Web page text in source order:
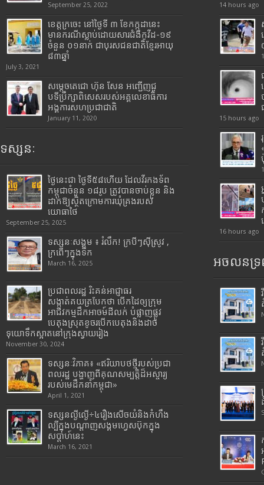
September 25, 2022
ខេត្តក្រចេះ នៅថ្ងៃទី ៣ ខែកក្កដានេះ
មានករណីស្លាប់ដោយសារជំងឺកូវីដ-១៩
ចំនួន ០១នាក់ ជាបុរសជនជាតិខ្មែរអាយុ
៨៣ឆ្នាំ
July 3, 2021
សម្តេចតេជោ ហ៊ុន សែន អញ្ជើញជួ
បទីប្រឹក្សាពិសេសរបស់អគ្គលេខាធិការ
អង្គការសហប្រជាជាតិ
January 11, 2020
ទស្សនៈ
ថ្ងៃនេះជា ថ្ងៃទី៥៨ហើយ ដែលវីរកងទ័ព
កម្ពុជាចំនួន ១៨រូប ត្រូវបានចាប់ខ្លួន និង
ដាក់ឱ្យស្ថិតក្រោមការឃុំគ្រងរបស់
យោធាថៃ
September 25, 2025
ទស្សនៈសង្គម ៖ រំលឹក! ក្របីៗស៊ីស្រូវ ,
ក្រពើៗក្នុងទឹក
March 16, 2025
ប្រជាពលរដ្ឋ រិះគន់អាជ្ញាធរ
សង្កាត់គយត្របែកថា បើកដៃឲ្យក្រុម
អាជីវកម្មដឹកអាចម៍ដីលក់ បំផ្លាញផ្លូវ
បេតុងស្រុតខូចរបើកបេតុងនិងដាច់
ទុយោទឹកស្អាតនៅក្រុងស្វាយរៀង
November 30, 2024
ទស្សនៈវិភាគ៖ «ឥរិយាបថថ្មីរបស់ប្រជា
ពលរដ្ឋ បង្ហាញពីគុណសម្បត្តិដ៏អស្ចារ្យ
របស់មេដឹកនាំកម្ពុជា»
April 1, 2021
ទស្សនល្ងីល្ងើ÷៤រឿងសើចយំនិងកំហឹង
ល្បីក្នុងបណ្តាញសង្គមហ្វេសប៊ុកក្នុង
សប្តាហ៍នេះ
March 16, 2021
14 hours ago
15 hours ago
16 hours ago
អចលនទ្រ